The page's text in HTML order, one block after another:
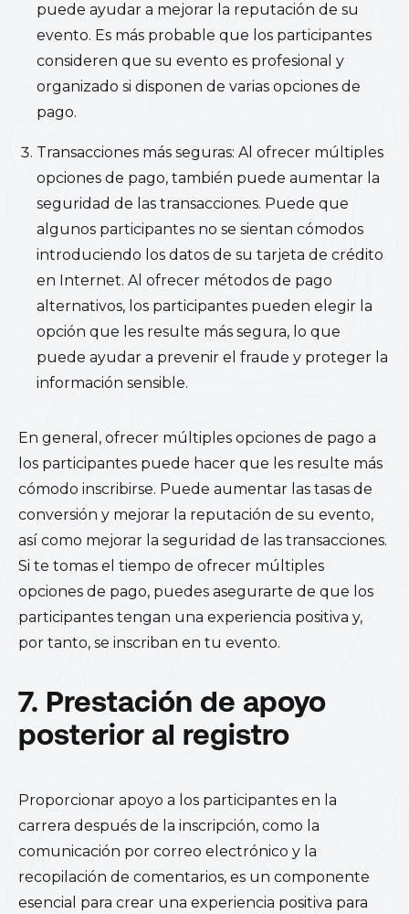
puede ayudar a mejorar la reputación de su
evento. Es más probable que los participantes
consideren que su evento es profesional y
organizado si disponen de varias opciones de
pago.
Transacciones más seguras: Al ofrecer múltiples
opciones de pago, también puede aumentar la
seguridad de las transacciones. Puede que
algunos participantes no se sientan cómodos
introduciendo los datos de su tarjeta de crédito
en Internet. Al ofrecer métodos de pago
alternativos, los participantes pueden elegir la
opción que les resulte más segura, lo que
puede ayudar a prevenir el fraude y proteger la
información sensible.
En general, ofrecer múltiples opciones de pago a
los participantes puede hacer que les resulte más
cómodo inscribirse. Puede aumentar las tasas de
conversión y mejorar la reputación de su evento,
así como mejorar la seguridad de las transacciones.
Si te tomas el tiempo de ofrecer múltiples
opciones de pago, puedes asegurarte de que los
participantes tengan una experiencia positiva y,
por tanto, se inscriban en tu evento.
7. Prestación de apoyo
posterior al registro
Proporcionar apoyo a los participantes en la
carrera después de la inscripción, como la
comunicación por correo electrónico y la
recopilación de comentarios, es un componente
esencial para crear una experiencia positiva para